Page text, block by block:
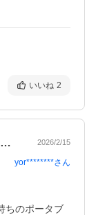
いいね 2
即納してもらえて、大変良かったです。手… 2026/2/15
yor********さん
ちのポータブ